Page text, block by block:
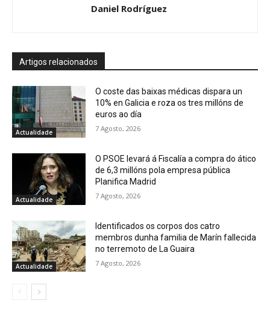
Daniel Rodríguez
Artigos relacionados
Actualidade
O coste das baixas médicas dispara un
10% en Galicia e roza os tres millóns de
euros ao día
7 Agosto, 2026
Actualidade
O PSOE levará á Fiscalía a compra do ático
de 6,3 millóns pola empresa pública
Planifica Madrid
7 Agosto, 2026
Actualidade
Identificados os corpos dos catro
membros dunha familia de Marín fallecida
no terremoto de La Guaira
7 Agosto, 2026